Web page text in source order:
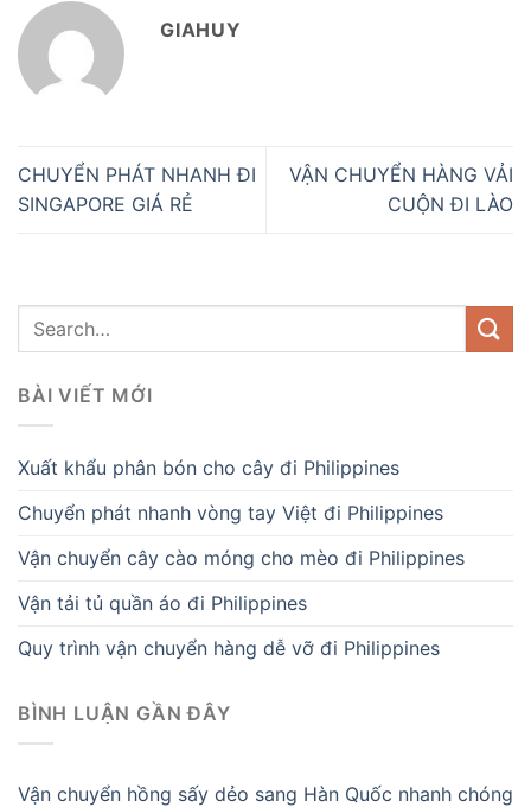
GIAHUY
CHUYỂN PHÁT NHANH ĐI
SINGAPORE GIÁ RẺ
VẬN CHUYỂN HÀNG VẢI
CUỘN ĐI LÀO
BÀI VIẾT MỚI
Xuất khẩu phân bón cho cây đi Philippines
Chuyển phát nhanh vòng tay Việt đi Philippines
Vận chuyển cây cào móng cho mèo đi Philippines
Vận tải tủ quần áo đi Philippines
Quy trình vận chuyển hàng dễ vỡ đi Philippines
BÌNH LUẬN GẦN ĐÂY
Vận chuyển hồng sấy dẻo sang Hàn Quốc nhanh chóng